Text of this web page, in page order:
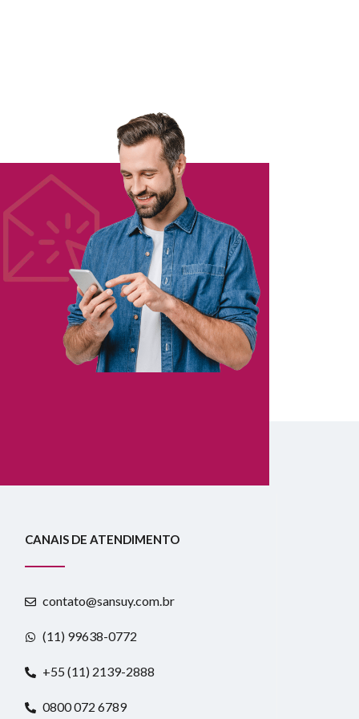
CANAIS DE ATENDIMENTO
contato@sansuy.com.br
(11) 99638-0772
+55 (11) 2139-2888
0800 072 6789